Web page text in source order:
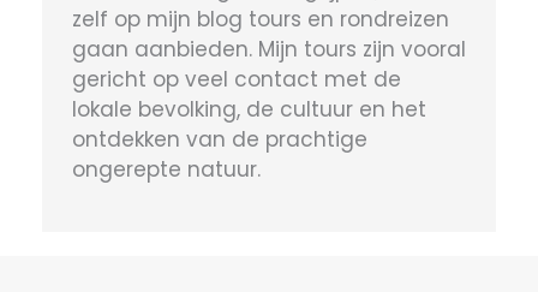
zelf op mijn blog tours en rondreizen
gaan aanbieden. Mijn tours zijn vooral
gericht op veel contact met de
lokale bevolking, de cultuur en het
ontdekken van de prachtige
ongerepte natuur.